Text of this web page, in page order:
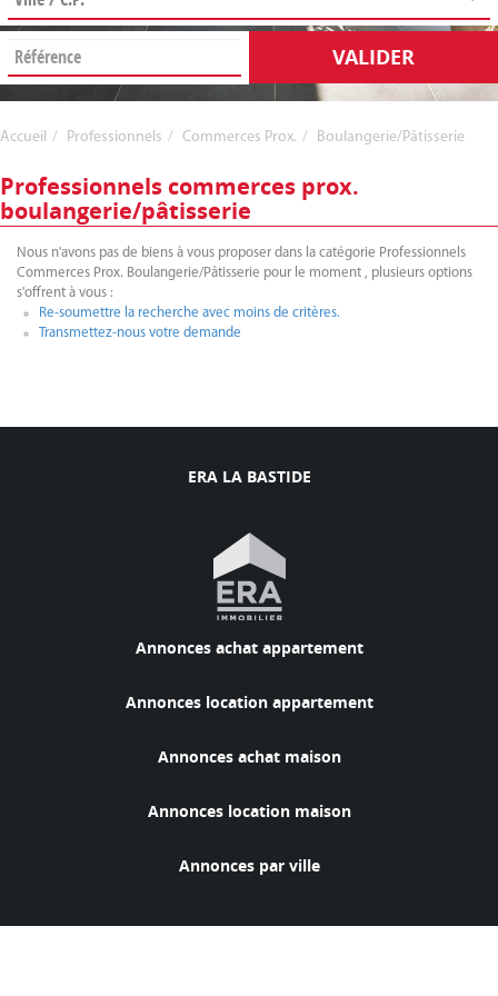
VALIDER
Accueil Professionnels Commerces Prox. Boulangerie/Pâtisserie
Professionnels commerces prox.
boulangerie/pâtisserie
Nous n'avons pas de biens à vous proposer dans la catégorie Professionnels
Commerces Prox. Boulangerie/Pâtisserie pour le moment , plusieurs options
s'offrent à vous :
Re-soumettre la recherche avec moins de critères.
Transmettez-nous votre demande
ERA LA BASTIDE
Annonces achat appartement
Annonces location appartement
Annonces achat maison
Annonces location maison
Annonces par ville